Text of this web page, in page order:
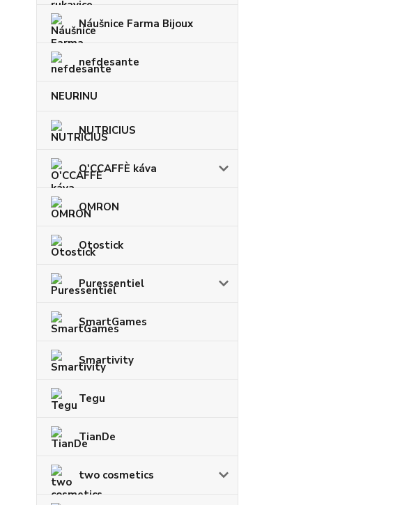
Náušnice Farma Bijoux
nefdesante
NEURINU
NUTRICIUS
O'CCAFFÈ káva
OMRON
Otostick
Puressentiel
SmartGames
Smartivity
Tegu
TianDe
two cosmetics